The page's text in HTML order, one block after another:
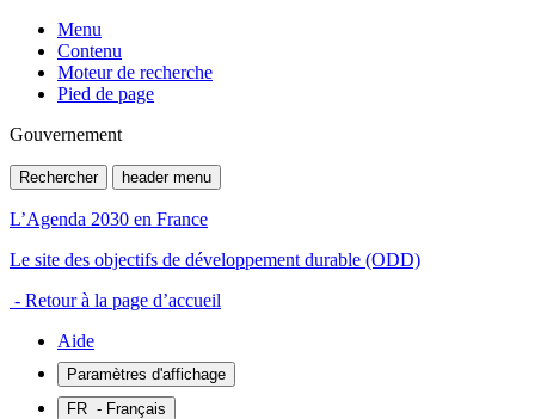
Menu
Contenu
Moteur de recherche
Pied de page
Gouvernement
Rechercher header menu
L’Agenda 2030 en France
Le site des objectifs de développement durable (ODD)
- Retour à la page d’accueil
Aide
Paramètres d'affichage
FR - Français